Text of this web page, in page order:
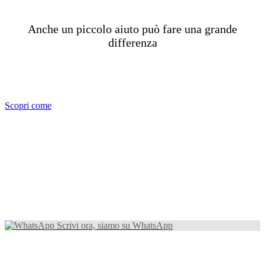
Anche un piccolo aiuto può fare una grande
differenza
Scopri come
Scrivi ora, siamo su WhatsApp